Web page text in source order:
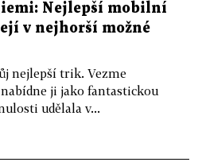
Nejlepší mobilní
v nejhorší možné
nejlepší trik. Vezme
ji jako fantastickou
udělala v...